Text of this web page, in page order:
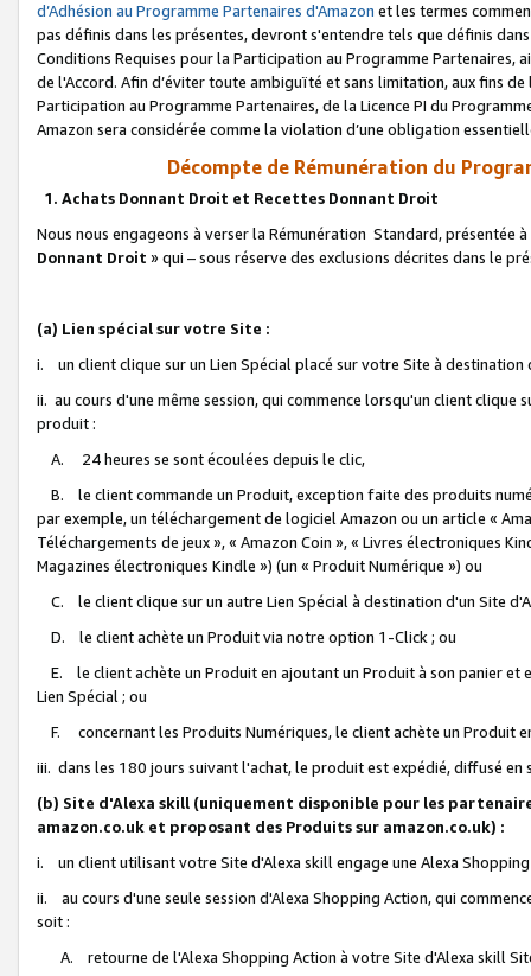
d’Adhésion au Programme Partenaires d'Amazon et les termes
pas définis dans les présentes, devront s'entendre tels que définis
Conditions Requises pour la Participation au Programme Partenaires,
de l'Accord. Afin d’éviter toute ambiguïté et sans limitation, aux fins
Participation au Programme Partenaires, de la Licence PI du
Amazon sera considérée comme la violation d’une obligation
Décompte de Rémunération du
1. Achats Donnant Droit et Recettes Donnant Droit
Nous nous engageons à verser la Rémunération Standard, présentée
Donnant Droit » qui – sous réserve des exclusions décrites dans le
(a) Lien spécial sur votre Site :
i. un client clique sur un Lien Spécial placé sur votre Site à destination
ii. au cours d'une même session, qui commence lorsqu'un client
produit :
A. 24 heures se sont écoulées depuis le clic,
B. le client commande un Produit, exception faite des produits
par exemple, un téléchargement de logiciel Amazon ou un article «
Téléchargements de jeux », « Amazon Coin », « Livres électroniques
Magazines électroniques Kindle ») (un « Produit Numérique ») ou
C. le client clique sur un autre Lien Spécial à destination d'un Site
D. le client achète un Produit via notre option 1-Click ; ou
E. le client achète un Produit en ajoutant un Produit à son panier et
Lien Spécial ; ou
F. concernant les Produits Numériques, le client achète un Produit
iii. dans les 180 jours suivant l'achat, le produit est expédié, diffusé
(b) Site d'Alexa skill (uniquement disponible pour les
amazon.co.uk et proposant des Produits sur amazon.co.uk) :
i. un client utilisant votre Site d'Alexa skill engage une Alexa
ii. au cours d'une seule session d'Alexa Shopping Action, qui
soit :
A. retourne de l'Alexa Shopping Action à votre Site d'Alexa skill